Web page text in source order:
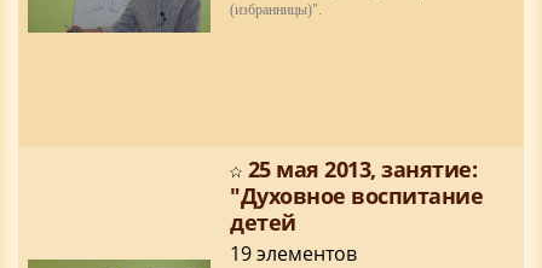
(избранницы)".
25 мая 2013, занятие:
"Духовное воспитание
детей
19 элементов